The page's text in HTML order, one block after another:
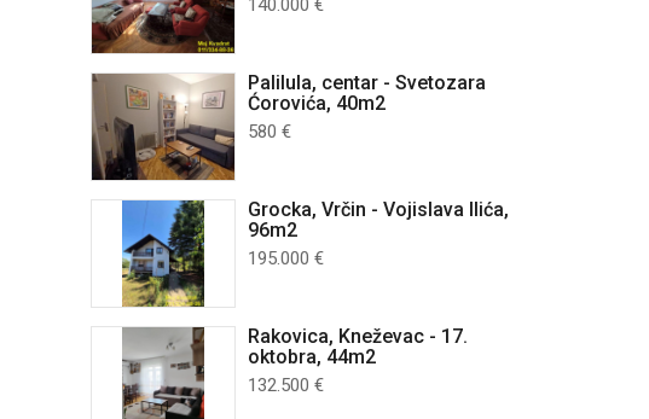
140.000 €
Palilula, centar - Svetozara
Ćorovića, 40m2
580 €
Grocka, Vrčin - Vojislava Ilića,
96m2
195.000 €
Rakovica, Kneževac - 17.
oktobra, 44m2
132.500 €